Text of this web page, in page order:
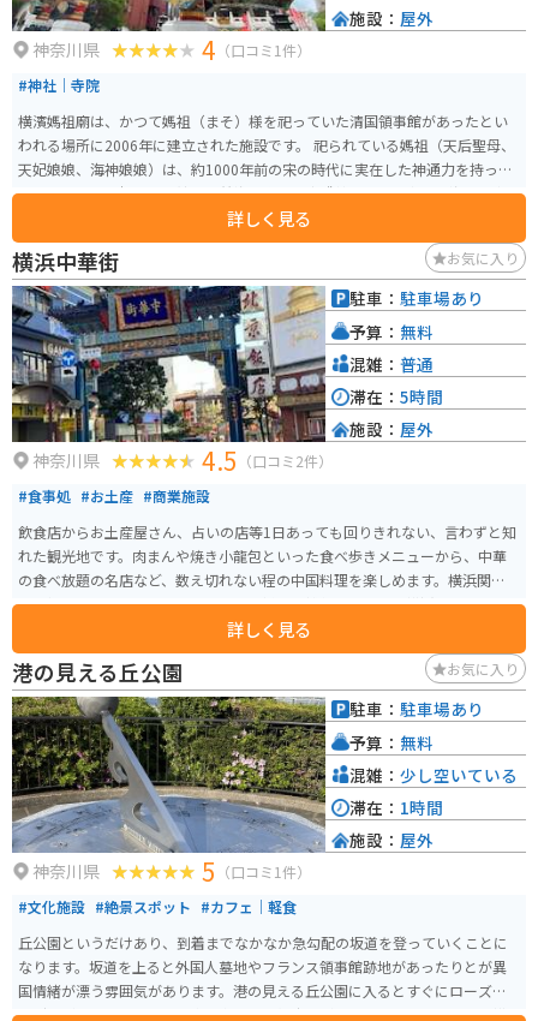
神奈川県 4 （口コミ1件）
#神社｜寺院
横濱媽祖廟は、かつて媽祖（まそ）様を祀っていた清国領事館があったとい
われる場所に2006年に建立された施設です。 祀られている媽祖（天后聖母、
天妃娘娘、海神娘娘）は、約1000年前の宋の時代に実在した神通力を持って
いたといわれる福建省の娘で、航海・漁業の守護神として、中国沿海部を中
心に信仰を集める道教の女神です。詳しく見る
施設： 屋外
横浜中華街 お気に入り
神奈川県 4.5 （口コミ2件）
#食事処 #お土産 #商業施設
飲食店からお土産屋さん、占いの店等1日あっても回りきれない、言わずと知
れた観光地です。肉まんや焼き小龍包といった食べ歩きメニューから、中華
の食べ放題の名店など、数え切れない程の中国料理を楽しめます。横浜関帝廟
で参拝をして御籤を引くこともでき、様々な雑貨屋も多く、横浜チョコレー
トファクトリー&ミュージアムでチョコレートを堪能することもできる。
詳しく見る
駐車： 駐車場あり
予算： 無料
混雑： 普通
滞在： 5時間
施設： 屋外
港の見える丘公園 お気に入り
神奈川県 5 （口コミ1件）
#文化施設 #絶景スポット #カフェ｜軽食
丘公園というだけあり、到着までなかなか急勾配の坂道を登っていくことに
なります。坂道を上ると外国人墓地やフランス領事館跡地があったりとが異
国情緒が漂う雰囲気があります。港の見える丘公園に入るとすぐにローズガ
ーデンがあります。さらに奥へ進むと展望広場があり、目の前いっぱいに横
駐車： 駐車場あり
予算： 無料
混雑： 少し空いている
滞在： 1時間
施設： 屋外